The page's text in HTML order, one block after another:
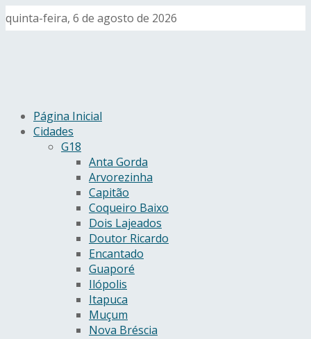
quinta-feira, 6 de agosto de 2026
Página Inicial
Cidades
G18
Anta Gorda
Arvorezinha
Capitão
Coqueiro Baixo
Dois Lajeados
Doutor Ricardo
Encantado
Guaporé
Ilópolis
Itapuca
Muçum
Nova Bréscia